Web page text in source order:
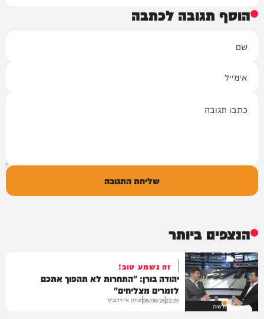
הוסף תגובה לכתבה
שליחת התגובה
הנצפים ביותר
חדשות
זה נשמע טוב!
יהודה בורן: "התחרות לא תהפוך אתכם
לזמרים מצליחים"
22:30
08/08/26יצחק אייזיקוביץ'